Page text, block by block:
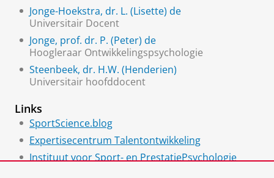
Jonge-Hoekstra, dr. L. (Lisette) de
Universitair Docent
Jonge, prof. dr. P. (Peter) de
Hoogleraar Ontwikkelingspsychologie
Steenbeek, dr. H.W. (Henderien)
Universitair hoofddocent
Links
SportScience.blog
Expertisecentrum Talentontwikkeling
Instituut voor Sport- en PrestatiePsychologie